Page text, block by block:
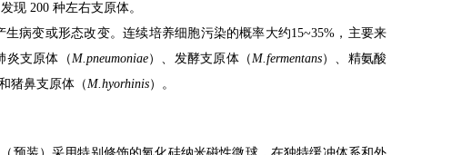
现 200 种左右支原体。
病变或形态改变。连续培养细胞污染的概率大约15~35%，主要来
炎支原体（M.pneumoniae）、发酵支原体（M.fermentans）、精氨酸
猪鼻支原体（M.hyorhinis）。